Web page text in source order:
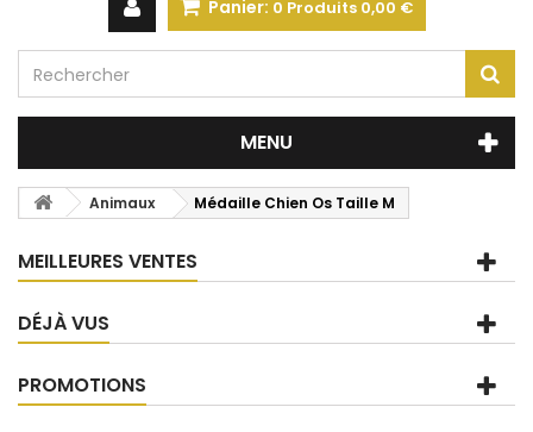
Panier: 0 Produits 0,00 €
MENU
Animaux Médaille Chien Os Taille M
MEILLEURES VENTES
DÉJÀ VUS
PROMOTIONS